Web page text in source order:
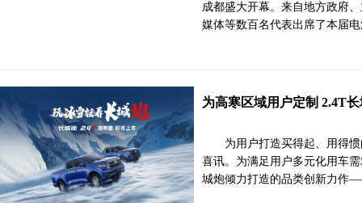
成都盛大开幕。来自地方政府
媒体等数百名代表出席了本届
为高寒区域用户定制 2.4T
为用户打造买得起、用得
喜讯。为满足用户多元化用车
城炮倾力打造的品类创新力